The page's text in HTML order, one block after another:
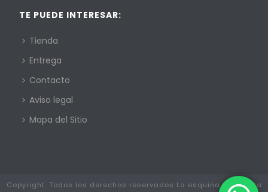
TE PUEDE INTERESAR:
Tienda
Entrega
Contacto
Aviso legal
Mapa del Sitio
Copyright. Todos los derechos reservados La esquina Mayorista